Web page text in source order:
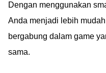
Dengan menggunakan
Anda menjadi lebih
bergabung dalam game
sama.